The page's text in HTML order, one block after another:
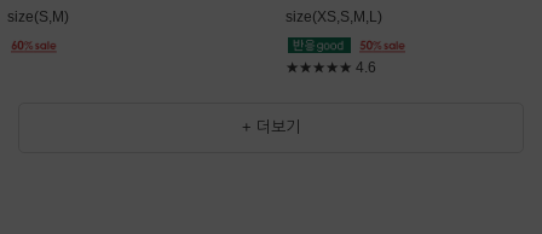
size(S,M) size(XS,S,M,L)
★★★★★ 4.6
+ 더보기